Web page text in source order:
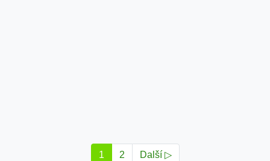
1 2 Další ▷